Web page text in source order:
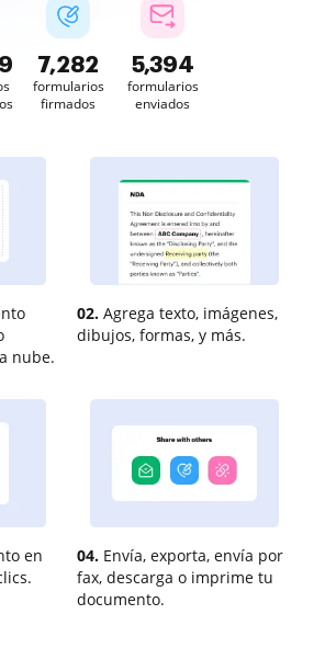
7,282
formularios
firmados
5,394
formularios
enviados
nube.
02. Agrega texto, imágenes,
dibujos, formas, y más.
en
04. Envía, exporta, envía por
fax, descarga o imprime tu
documento.